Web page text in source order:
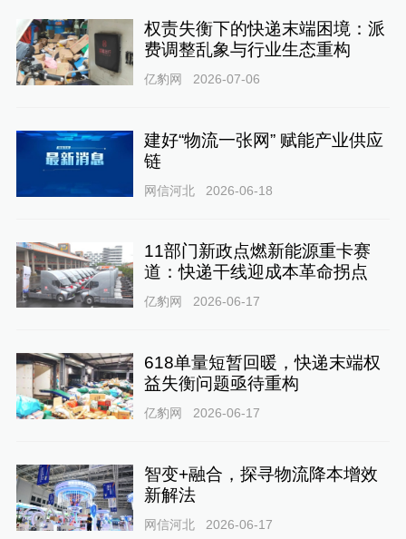
权责失衡下的快递末端困境：派
费调整乱象与行业生态重构
亿豹网 2026-07-06
建好“物流一张网” 赋能产业供应
链
网信河北 2026-06-18
11部门新政点燃新能源重卡赛
道：快递干线迎成本革命拐点
亿豹网 2026-06-17
618单量短暂回暖，快递末端权
益失衡问题亟待重构
亿豹网 2026-06-17
智变+融合，探寻物流降本增效
新解法
网信河北 2026-06-17